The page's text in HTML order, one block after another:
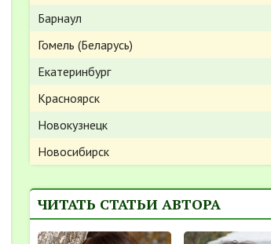
Барнаул
Гомель (Беларусь)
Екатеринбург
Красноярск
Новокузнецк
Новосибирск
ЧИТАТЬ СТАТЬИ АВТОРА